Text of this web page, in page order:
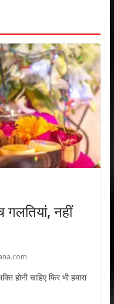
नहीं
होनी चाहिए फिर भी हमारा